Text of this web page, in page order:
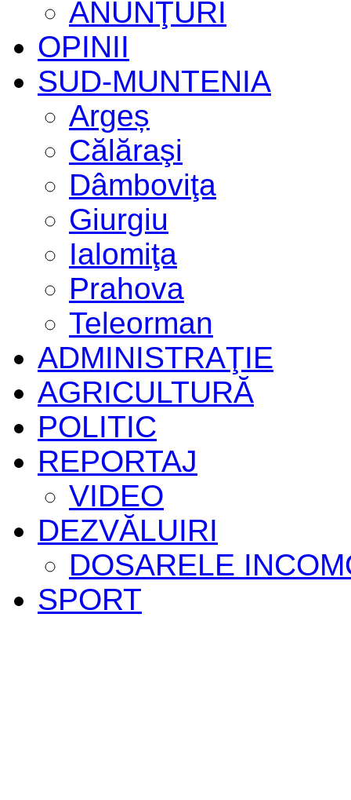
ANUNŢURI
OPINII
SUD-MUNTENIA
Argeș
Călăraşi
Dâmboviţa
Giurgiu
Ialomiţa
Prahova
Teleorman
ADMINISTRAŢIE
AGRICULTURĂ
POLITIC
REPORTAJ
VIDEO
DEZVĂLUIRI
DOSARELE
SPORT